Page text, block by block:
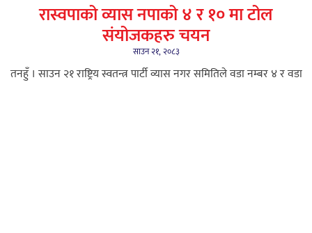
रास्वपाको व्यास नपाको ४ र १० मा टोल
संयोजकहरु चयन
साउन २१, २०८३
तनहुँ । साउन २१ राष्ट्रिय स्वतन्त्र पार्टी व्यास नगर समितिले वडा नम्बर ४ र वडा